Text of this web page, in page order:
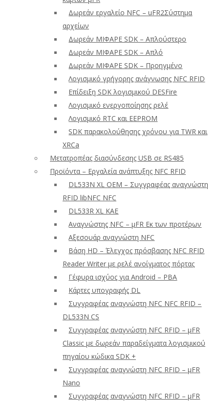
Δωρεάν εργαλείο NFC – uFR2Σύστημα
αρχείων
Δωρεάν ΜΙΦΑΡΕ SDK – Απλούστερο
Δωρεάν ΜΙΦΑΡΕ SDK – Απλό
Δωρεάν ΜΙΦΑΡΕ SDK – Προηγμένο
Λογισμικό γρήγορης ανάγνωσης NFC RFID
Επίδειξη SDK λογισμικού DESFire
Λογισμικό ενεργοποίησης ρελέ
Λογισμικό RTC και EEPROM
SDK παρακολούθησης χρόνου για TWR και
XRCa
Μετατροπέας διασύνδεσης USB σε RS485
Προϊόντα – Εργαλεία ανάπτυξης NFC RFID
DL533N XL OEM – Συγγραφέας αναγνώστη
RFID libNFC NFC
DL533R XL ΚΑΕ
Αναγνώστης NFC – μFR Εκ των προτέρων
Αξεσουάρ αναγνώστη NFC
Βάση HD – Έλεγχος πρόσβασης NFC RFID
Reader Writer με ρελέ ανοίγματος πόρτας
Γέφυρα ισχύος για Android – PBA
Κάρτες υπογραφής DL
Συγγραφέας αναγνώστη NFC NFC RFID –
DL533N CS
Συγγραφέας αναγνώστη NFC RFID – μFR
Classic με δωρεάν παραδείγματα λογισμικού
πηγαίου κώδικα SDK +
Συγγραφέας αναγνώστη NFC RFID – μFR
Nano
Συγγραφέας αναγνώστη NFC RFID – μFR